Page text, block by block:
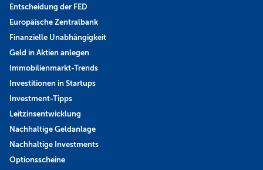
Entscheidung der FED
Europäische Zentralbank
Finanzielle Unabhängigkeit
Geld in Aktien anlegen
Immobilienmarkt-Trends
Investitionen in Startups
Investment-Tipps
Leitzinsentwicklung
Nachhaltige Geldanlage
Nachhaltige Investments
Optionsscheine